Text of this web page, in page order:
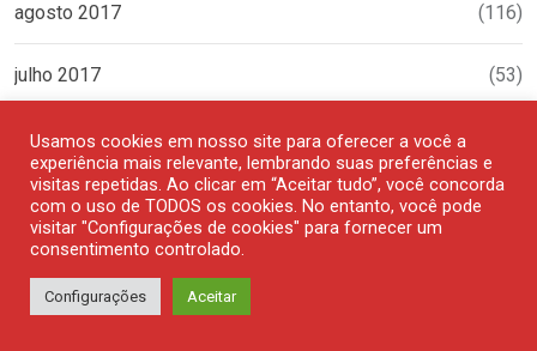
agosto 2017 (116)
julho 2017 (53)
junho 2017
maio 2017 (126)
abril 2017
Usamos cookies em nosso site para oferecer a você a
experiência mais relevante, lembrando suas preferências e
visitas repetidas. Ao clicar em “Aceitar tudo”, você concorda
com o uso de TODOS os cookies. No entanto, você pode
visitar "Configurações de cookies" para fornecer um
consentimento controlado.
Configurações Aceitar